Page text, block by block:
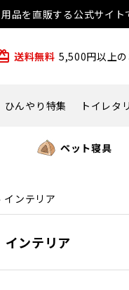
品を直販する公式サイト
送料無料 5,500円以上
ひんやり特集 トイレタ
ペット寝具
インテリア
インテリア